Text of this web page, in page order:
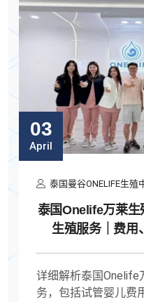
03
April
泰国曼谷ONELIFE生殖
泰国Onelife万莱生
生殖服务｜费用
详细解析泰国Onelife
务，包括试管婴儿费